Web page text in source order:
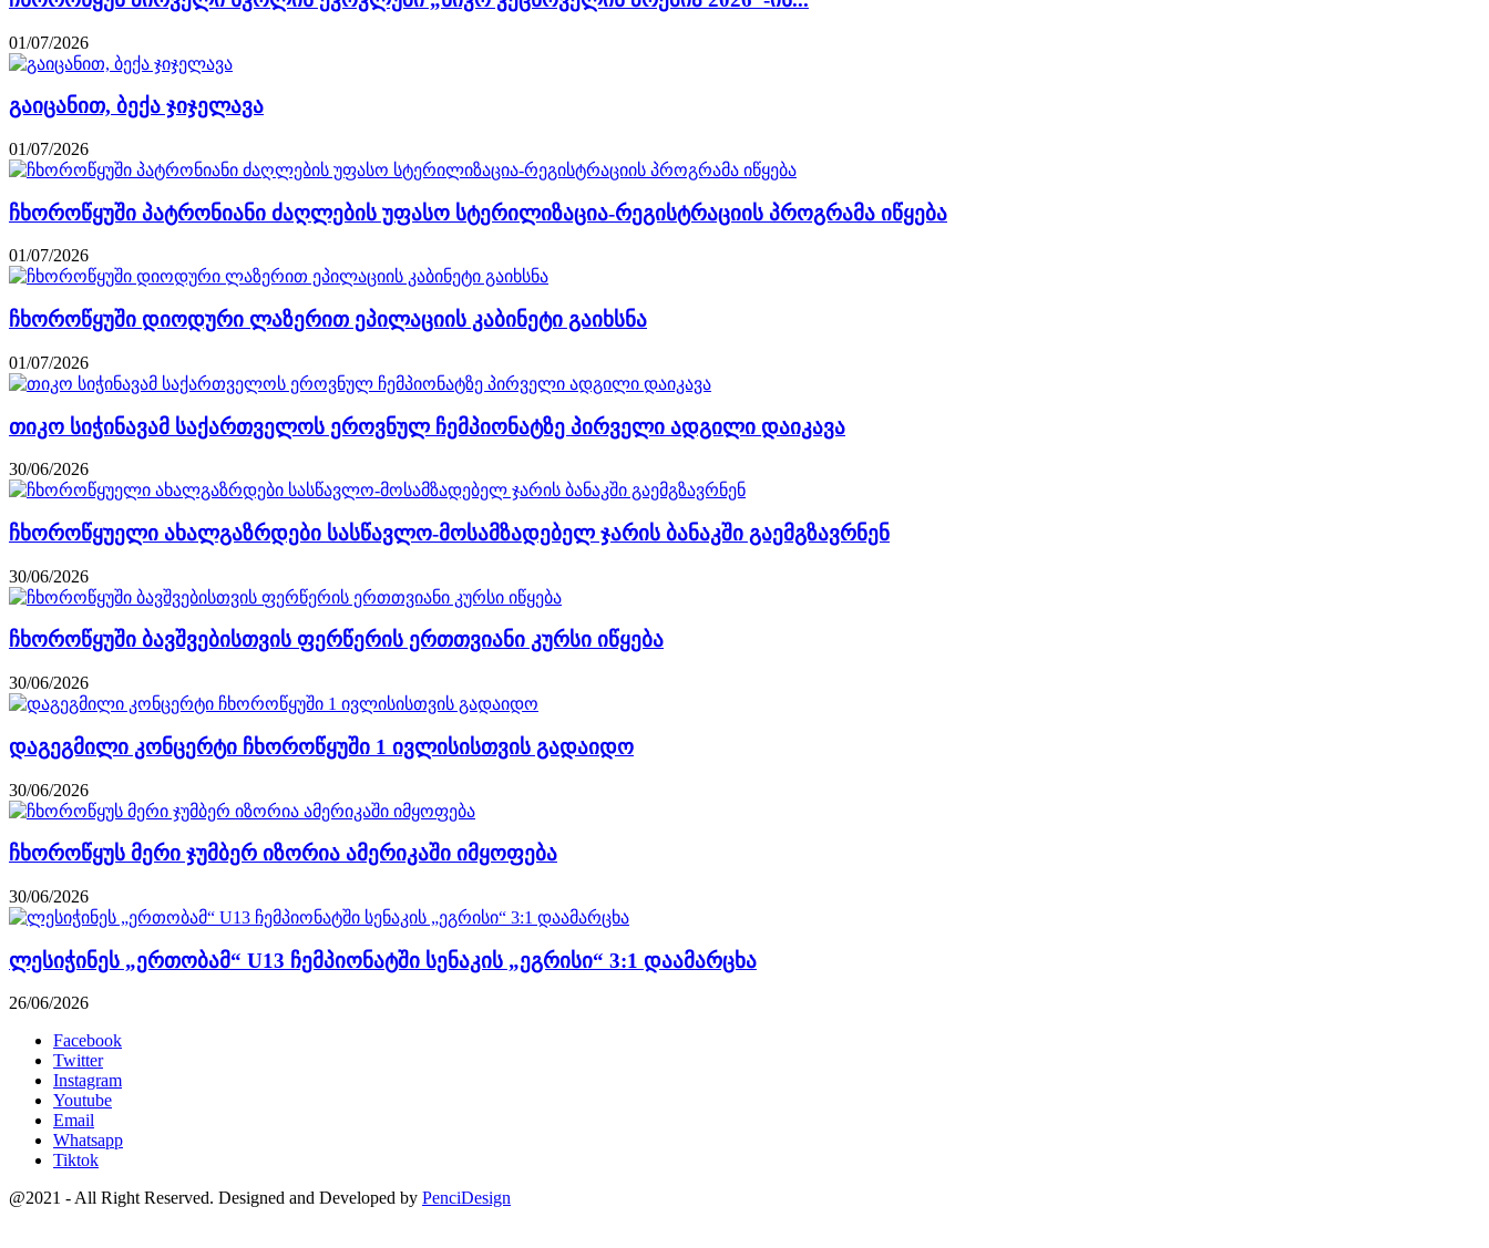
01/07/2026
გაიცანით, ბექა ჯიჯელავა
01/07/2026
ჩხოროწყუში პატრონიანი ძაღლების უფასო სტერილიზაცია-რეგისტრაციის პროგრამა იწყება
01/07/2026
ჩხოროწყუში დიოდური ლაზერით ეპილაციის კაბინეტი გაიხსნა
01/07/2026
თიკო სიჭინავამ საქართველოს ეროვნულ ჩემპიონატზე პირველი ადგილი დაიკავა
30/06/2026
ჩხოროწყუელი ახალგაზრდები სასწავლო-მოსამზადებელ ჯარის ბანაკში გაემგზავრნენ
30/06/2026
ჩხოროწყუში ბავშვებისთვის ფერწერის ერთთვიანი კურსი იწყება
30/06/2026
დაგეგმილი კონცერტი ჩხოროწყუში 1 ივლისისთვის გადაიდო
30/06/2026
ჩხოროწყუს მერი ჯუმბერ იზორია ამერიკაში იმყოფება
30/06/2026
ლესიჭინეს „ერთობამ“ U13 ჩემპიონატში სენაკის „ეგრისი“ 3:1 დაამარცხა
26/06/2026
Facebook
Twitter
Instagram
Youtube
Email
Whatsapp
Tiktok
@2021 - All Right Reserved. Designed and Developed by PenciDesign